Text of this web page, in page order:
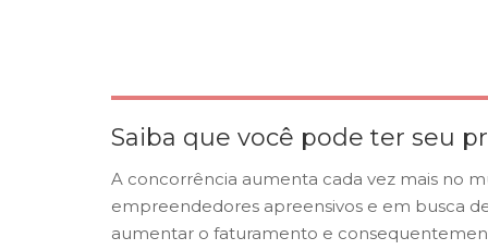
Saiba que você pode ter seu
A concorrência aumenta cada vez mais no
empreendedores apreensivos e em busca
aumentar o faturamento e